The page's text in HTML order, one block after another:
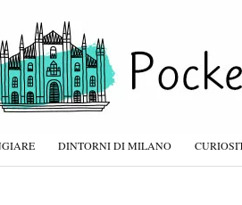
DINTORNI DI MILANO